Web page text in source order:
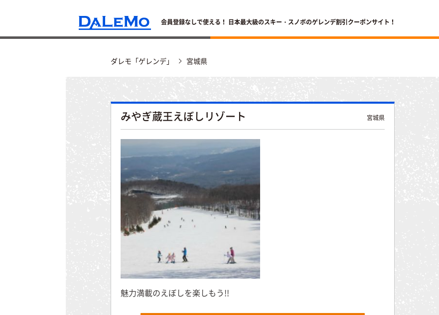
会員登録なしで使える！ 日本最大級のスキー・スノボのゲレンデ割引クーポンサイト！
ダレモ「ゲレンデ」 宮城県
みやぎ蔵王えぼしリゾート 宮城県
魅力満載のえぼしを楽しもう!!